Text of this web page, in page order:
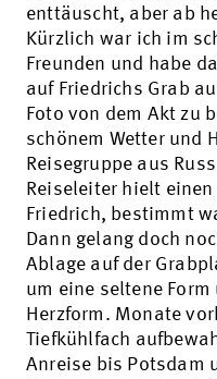
enttäuscht, aber ab
Kürzlich war ich im
Freunden und habe
auf Friedrichs Grab
Foto von dem Akt zu
schönem Wetter und
Reisegruppe aus
Reiseleiter hielt
Friedrich, bestimmt
Dann gelang doch
Ablage auf der
um eine seltene
Herzform. Monate
Tiefkühlfach
Anreise bis Potsdam